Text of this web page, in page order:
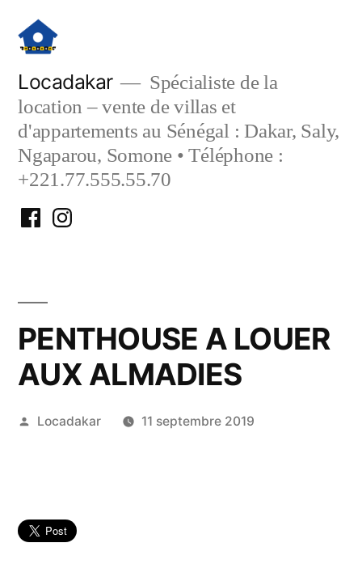
contenu
Locadakar
Spécialiste de la
location – vente de villas et
d'appartements au Sénégal : Dakar, Saly,
Ngaparou, Somone • Téléphone :
+221.77.555.55.70
FacebookInstagram
PENTHOUSE A LOUER
AUX ALMADIES
Publié
Locadakar 11 septembre 2019